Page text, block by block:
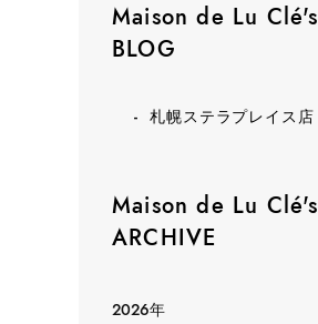
Maison de Lu Clé's
BLOG
札幌ステラプレイス店
Maison de Lu Clé's
ARCHIVE
2026年